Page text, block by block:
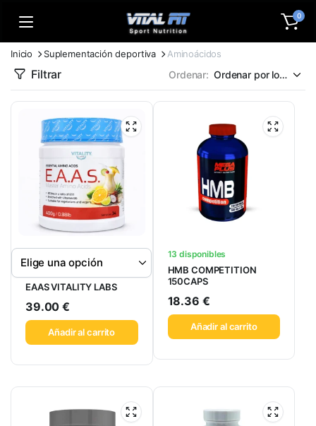
0
Inicio Suplementación deportiva Aminoácidos
Filtrar Ordenar:
EAAS VITALITY LABS
39.00€
Añadir al carrito
13 disponibles
HMB COMPETITION
150CAPS
18.36 €
Añadir al carrito